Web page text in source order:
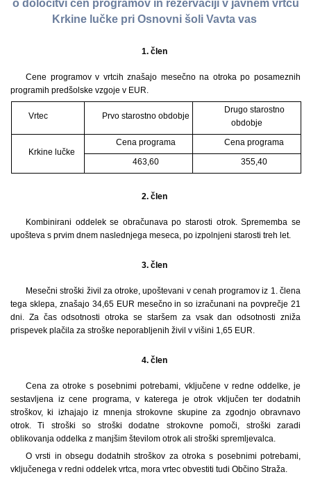
o določitvi cen programov in rezervaciji v javnem vrtcu
Krkine lučke pri Osnovni šoli Vavta vas
1. člen
Cene programov v vrtcih znašajo mesečno na otroka po posameznih
programih predšolske vzgoje v EUR.
Vrtec Prvo starostno obdobje
Drugo starostno
obdobje
Krkine lučke
Cena programa
Cena programa
463,60
355,40
2. člen
Kombinirani oddelek se obračunava po starosti otrok. Sprememba se
upošteva s prvim dnem naslednjega meseca, po izpolnjeni starosti treh let.
3. člen
Mesečni stroški živil za otroke, upoštevani v cenah programov iz 1. člena
tega sklepa, znašajo 34,65 EUR mesečno in so izračunani na povprečje 21
dni. Za čas odsotnosti otroka se staršem za vsak dan odsotnosti zniža
prispevek plačila za stroške neporabljenih živil v višini 1,65 EUR.
4. člen
Cena za otroke s posebnimi potrebami, vključene v redne oddelke, je
sestavljena iz cene programa, v katerega je otrok vključen ter dodatnih
stroškov, ki izhajajo iz mnenja strokovne skupine za zgodnjo obravnavo
otrok. Ti stroški so stroški dodatne strokovne pomoči, stroški zaradi
oblikovanja oddelka z manjšim številom otrok ali stroški spremljevalca.
O vrsti in obsegu dodatnih stroškov za otroka s posebnimi potrebami,
vključenega v redni oddelek vrtca, mora vrtec obvestiti tudi Občino Straža.